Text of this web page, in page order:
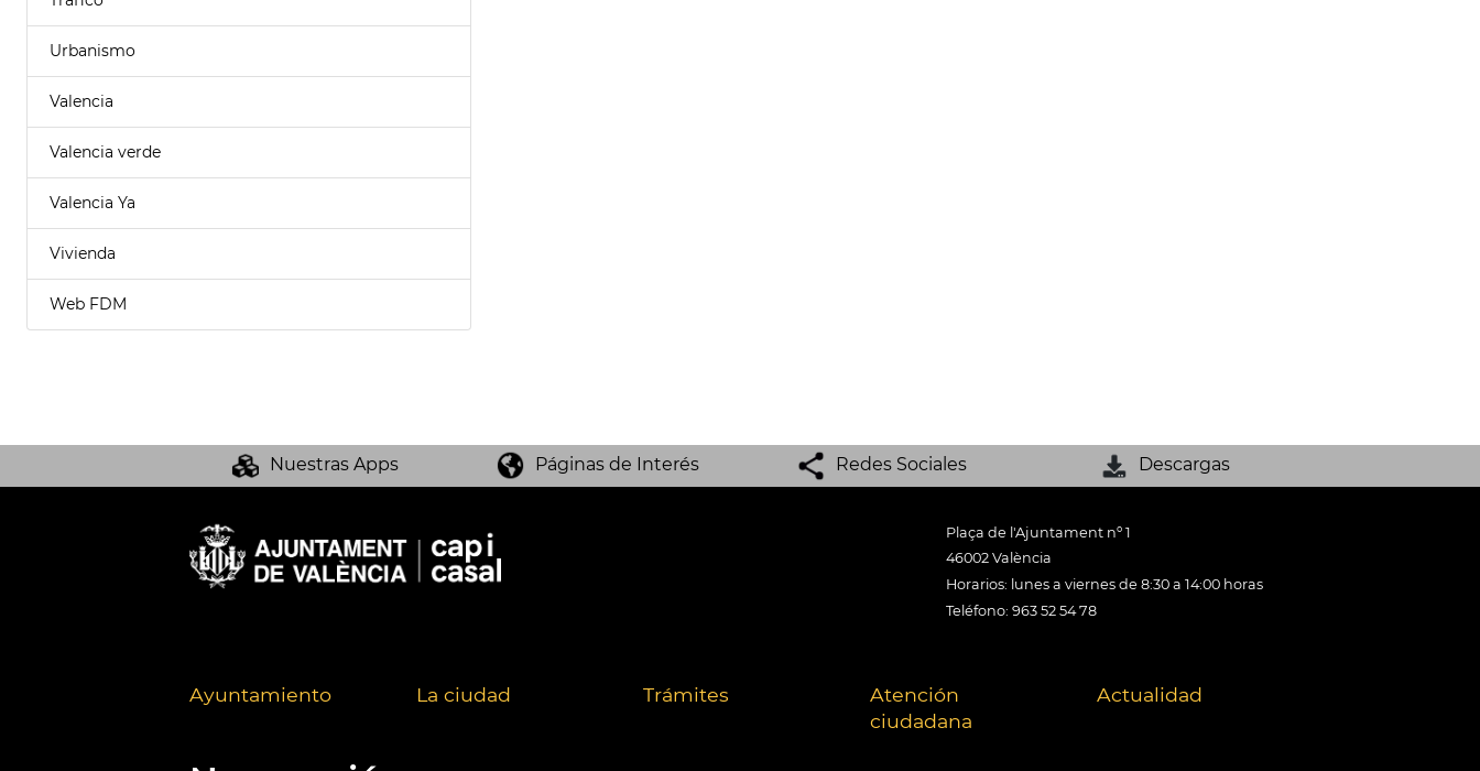
Urbanismo
Valencia
Valencia verde
Valencia Ya
Vivienda
Web FDM
Nuestras Apps Páginas de Interés Redes Sociales Descargas
Plaça de l'Ajuntament nº 1
46002 València
Horarios: lunes a viernes de 8:30 a 14:00 horas
Teléfono: 963 52 54 78
Ayuntamiento La ciudad Trámites
Atención
ciudadana
Actualidad